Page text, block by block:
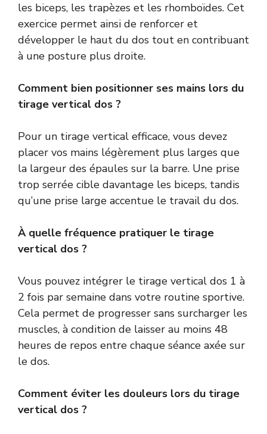
les biceps, les trapèzes et les rhomboïdes. Cet
exercice permet ainsi de renforcer et
développer le haut du dos tout en contribuant
à une posture plus droite.
Comment bien positionner ses mains lors du
tirage vertical dos ?
Pour un tirage vertical efficace, vous devez
placer vos mains légèrement plus larges que
la largeur des épaules sur la barre. Une prise
trop serrée cible davantage les biceps, tandis
qu’une prise large accentue le travail du dos.
À quelle fréquence pratiquer le tirage
vertical dos ?
Vous pouvez intégrer le tirage vertical dos 1 à
2 fois par semaine dans votre routine sportive.
Cela permet de progresser sans surcharger les
muscles, à condition de laisser au moins 48
heures de repos entre chaque séance axée sur
le dos.
Comment éviter les douleurs lors du tirage
vertical dos ?